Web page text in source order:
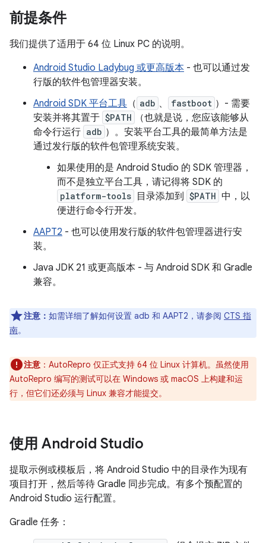
前提条件
我们提供了适用于 64 位 Linux PC 的说明。
Android Studio Ladybug 或更高版本 - 也可以通过发
行版的软件包管理器安装。
Android SDK 平台工具 （ adb 、 fastboot ）- 需要
安装并将其置于 $PATH
（也就是说，您应该能够从
命令行运行 adb ）。安装平台工具的最简单方法是
通过发行版的软件包管理系统安装。
如果使用的是 Android Studio 的 SDK 管理器，
而不是独立平台工具，请记得将 SDK 的
platform-tools 目录添加到 $PATH 中，以
便进行命令行开发。
AAPT2 - 也可以使用发行版的软件包管理器进行安
装。
Java JDK 21 或更高版本 - 与 Android SDK 和 Gradle
兼容。
注意： 如需详细了解如何设置 adb 和 AAPT2，请参阅 CTS 指
南。
注意 ：AutoRepro 仅正式支持 64 位 Linux 计算机。虽然使用
AutoRepro 编写的测试可以在 Windows 或 macOS 上构建和运
行，但它们还必须与 Linux 兼容才能提交。
使用 Android Studio
提取示例或模板后，将 Android Studio 中的目录作为现有
项目打开，然后等待 Gradle 同步完成。有多个预配置的
Android Studio 运行配置。
Gradle 任务：